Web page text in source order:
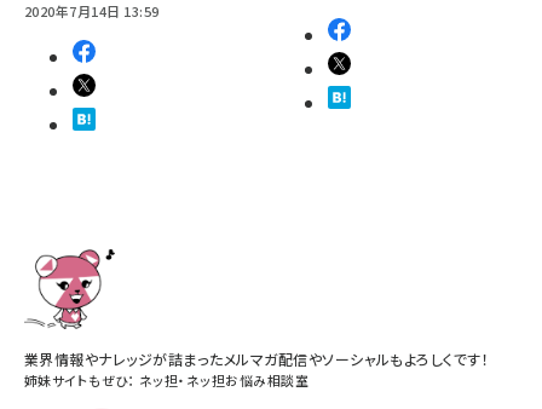
2020年7月14日 13:59
業界情報やナレッジが詰まったメルマガ配信やソーシャルもよろしくです！
姉妹サイトもぜひ： ネッ担・ ネッ担お悩み相談室